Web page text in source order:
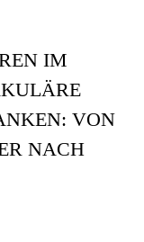
IM
VON
NACH